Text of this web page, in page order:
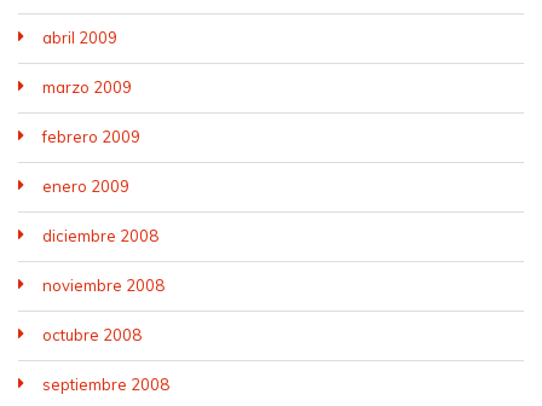
abril 2009
marzo 2009
febrero 2009
enero 2009
diciembre 2008
noviembre 2008
octubre 2008
septiembre 2008